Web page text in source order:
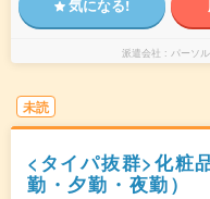
気になる!
派遣会社 パーソ
未読
<タイパ抜群>化粧
勤・夕勤・夜勤）